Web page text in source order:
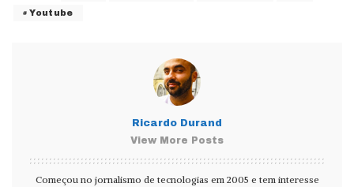
Youtube
Ricardo Durand
View More Posts
Começou no jornalismo de tecnologias em 2005 e tem interesse